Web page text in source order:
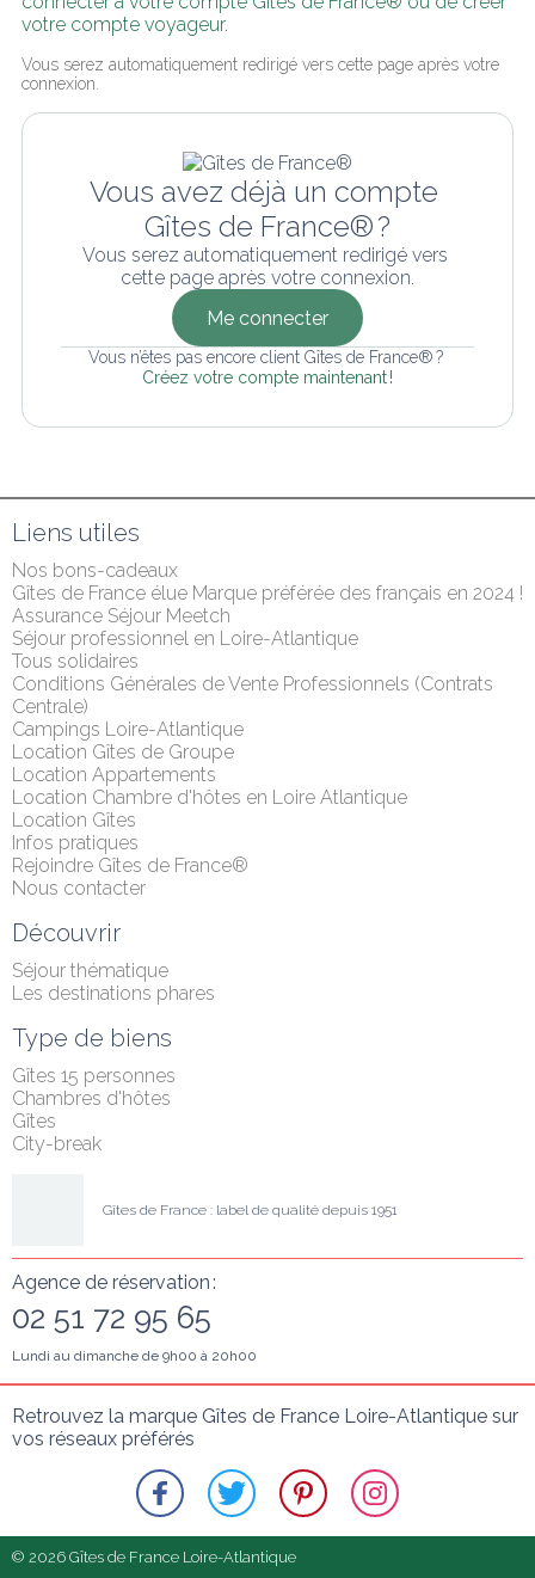
votre compte voyageur.
Vous serez automatiquement redirigé vers cette page après votre
connexion.
Vous avez déjà un compte
Gîtes de France® ?
Vous serez automatiquement redirigé vers
cette page après votre connexion.
Me connecter
Vous n’êtes pas encore client Gîtes de France® ?
Créez votre compte maintenant !
Liens utiles
Nos bons-cadeaux
Gîtes de France élue Marque préférée des français en 2024 !
Assurance Séjour Meetch
Séjour professionnel en Loire-Atlantique
Tous solidaires
Conditions Générales de Vente Professionnels (Contrats
Centrale)
Campings Loire-Atlantique
Location Gîtes de Groupe
Location Appartements
Location Chambre d'hôtes en Loire Atlantique
Location Gîtes
Infos pratiques
Rejoindre Gîtes de France®
Nous contacter
Découvrir
Séjour thématique
Les destinations phares
Type de biens
Gîtes 15 personnes
Chambres d'hôtes
Gîtes
City-break
Gîtes de France : label de qualité depuis 1951
Agence de réservation :
02 51 72 95 65
Lundi au dimanche de 9h00 à 20h00
Retrouvez la marque Gîtes de France Loire-Atlantique sur
vos réseaux préférés
© 2026 Gîtes de France Loire-Atlantique